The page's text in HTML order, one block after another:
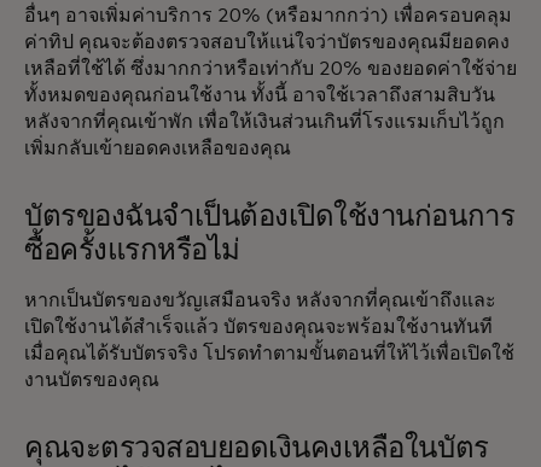
อื่นๆ อาจเพิ่มค่าบริการ 20% (หรือมากกว่า) เพื่อครอบคลุม
ค่าทิป คุณจะต้องตรวจสอบให้แน่ใจว่าบัตรของคุณมียอดคง
เหลือที่ใช้ได้ ซึ่งมากกว่าหรือเท่ากับ 20% ของยอดค่าใช้จ่าย
ทั้งหมดของคุณก่อนใช้งาน ทั้งนี้ อาจใช้เวลาถึงสามสิบวัน
หลังจากที่คุณเข้าพัก เพื่อให้เงินส่วนเกินที่โรงแรมเก็บไว้ถูก
เพิ่มกลับเข้ายอดคงเหลือของคุณ
บัตรของฉันจำเป็นต้องเปิดใช้งานก่อนการ
ซื้อครั้งแรกหรือไม่‎‎
หากเป็นบัตรของขวัญเสมือนจริง หลังจากที่คุณเข้าถึงและ
เปิดใช้งานได้สำเร็จแล้ว บัตรของคุณจะพร้อมใช้งานทันที
เมื่อคุณได้รับบัตรจริง โปรดทำตามขั้นตอนที่ให้ไว้เพื่อเปิดใช้
งานบัตรของคุณ
คุณจะตรวจสอบยอดเงินคงเหลือในบัตร